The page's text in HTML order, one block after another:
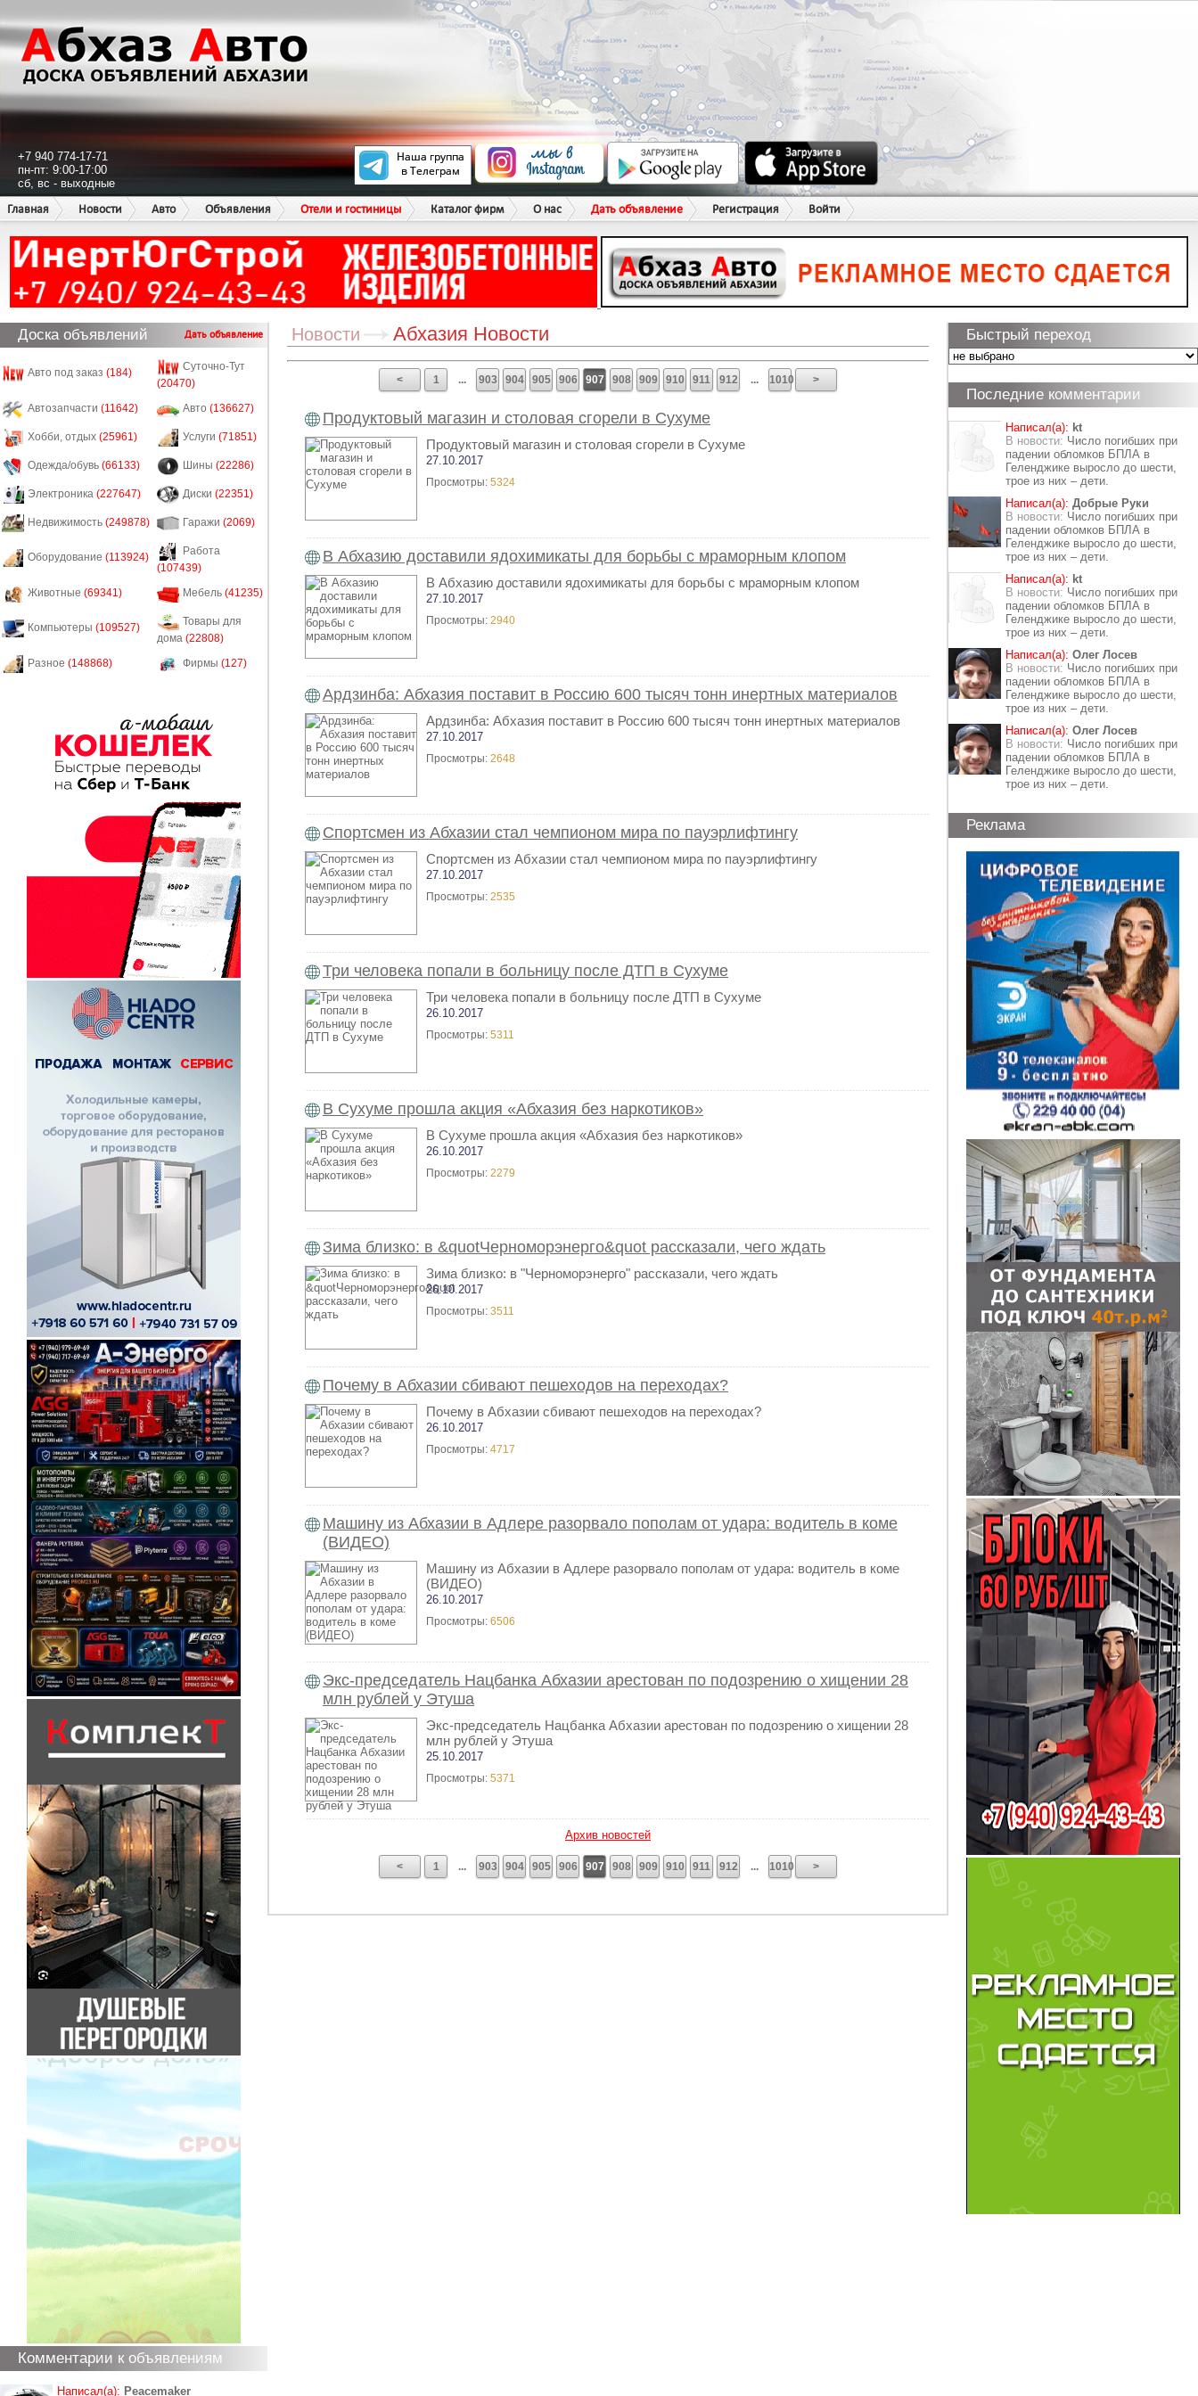
+7 940 774-17-71
пн-пт: 9:00-17:00
сб, вс - выходные
Главная
Новости Авто Объявления Отели и гостиницы Каталог фирм О нас Дать объявление Регистрация Войти
Доска объявлений Дать объявление
Авто под заказ (184)
Суточно-Тут
(20470)
Автозапчасти (11642) Авто (136627)
Хобби, отдых (25961) Услуги (71851)
Одежда/обувь (66133) Шины (22286)
Электроника (227647) Диски (22351)
Недвижимость (249878) Гаражи (2069)
Оборудование (113924)
Работа
(107439)
Животные (69341) Мебель (41235)
Компьютеры (109527)
Товары для
дома (22808)
Разное (148868) Фирмы (127)
Комментарии к объявлениям
Написал(а): Peacemaker
Новости Абхазия Новости
< 1 ... 903 904 905 906 907 908 909 910 911 912 ... 1010 >
Продуктовый магазин и столовая сгорели в Сухуме
Продуктовый магазин и столовая сгорели в Сухуме
27.10.2017
Просмотры: 5324
В Абхазию доставили ядохимикаты для борьбы с мраморным клопом
В Абхазию доставили ядохимикаты для борьбы с мраморным клопом
27.10.2017
Просмотры: 2940
Ардзинба: Абхазия поставит в Россию 600 тысяч тонн инертных материалов
Ардзинба: Абхазия поставит в Россию 600 тысяч тонн инертных материалов
27.10.2017
Просмотры: 2648
Спортсмен из Абхазии стал чемпионом мира по пауэрлифтингу
Спортсмен из Абхазии стал чемпионом мира по пауэрлифтингу
27.10.2017
Просмотры: 2535
Три человека попали в больницу после ДТП в Сухуме
Три человека попали в больницу после ДТП в Сухуме
26.10.2017
Просмотры: 5311
В Сухуме прошла акция «Абхазия без наркотиков»
В Сухуме прошла акция «Абхазия без наркотиков»
26.10.2017
Просмотры: 2279
Зима близко: в &quotЧерноморэнерго&quot рассказали, чего ждать
Зима близко: в "Черноморэнерго" рассказали, чего ждать
26.10.2017
Просмотры: 3511
Почему в Абхазии сбивают пешеходов на переходах?
Почему в Абхазии сбивают пешеходов на переходах?
26.10.2017
Просмотры: 4717
Машину из Абхазии в Адлере разорвало пополам от удара: водитель в коме
(ВИДЕО)
Машину из Абхазии в Адлере разорвало пополам от удара: водитель в коме
(ВИДЕО)
26.10.2017
Просмотры: 6506
Экс-председатель Нацбанка Абхазии арестован по подозрению о хищении 28
млн рублей у Этуша
Экс-председатель Нацбанка Абхазии арестован по подозрению о хищении 28
млн рублей у Этуша
25.10.2017
Просмотры: 5371
Архив новостей
< 1 ... 903 904 905 906 907 908 909 910 911 912 ... 1010 >
Быстрый переход
Последние комментарии
Написал(а): kt
В новости: Число погибших при
падении обломков БПЛА в
Геленджике выросло до шести,
трое из них – дети.
Написал(а): Добрые Руки
В новости: Число погибших при
падении обломков БПЛА в
Геленджике выросло до шести,
трое из них – дети.
Написал(а): kt
В новости: Число погибших при
падении обломков БПЛА в
Геленджике выросло до шести,
трое из них – дети.
Написал(а): Олег Лосев
В новости: Число погибших при
падении обломков БПЛА в
Геленджике выросло до шести,
трое из них – дети.
Написал(а): Олег Лосев
В новости: Число погибших при
падении обломков БПЛА в
Геленджике выросло до шести,
трое из них – дети.
Реклама